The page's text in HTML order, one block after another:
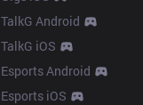
TalkG Android
TalkG iOS
Esports Android
Esports iOS